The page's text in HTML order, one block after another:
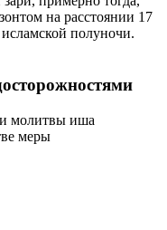
на расстоянии 17
полуночи.
молитвы иша
меры